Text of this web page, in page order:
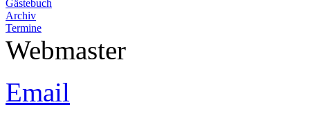
Gästebuch
Archiv
Termine
Webmaster
Email